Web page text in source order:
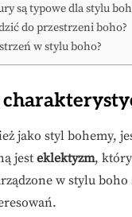
są typowe dla stylu
do przestrzeni boho?
w stylu boho?
jako styl bohemy,
jest eklektyzm,
w stylu